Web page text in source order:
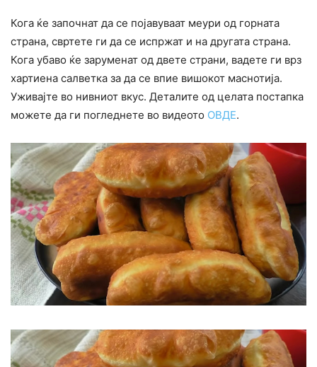
Кога ќе започнат да се појавуваат меури од горната
страна, свртете ги да се испржат и на другата страна.
Кога убаво ќе заруменат од двете страни, вадете ги врз
хартиена салветка за да се впие вишокот маснотија.
Уживајте во нивниот вкус. Деталите од целата постапка
можете да ги погледнете во видеото ОВДЕ.